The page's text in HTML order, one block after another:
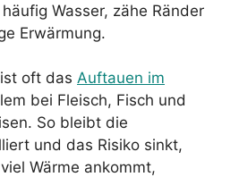
Wasser, zähe Ränder
Erwärmung.
oft das Auftauen im
bei Fleisch, Fisch und
So bleibt die
und das Risiko sinkt,
Wärme ankommt,